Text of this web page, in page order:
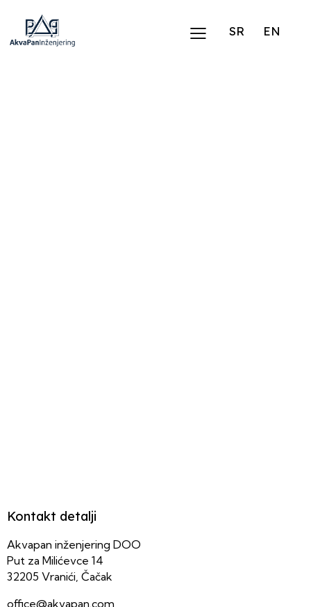
SR EN
Kontakt detalji
Akvapan inženjering DOO
Put za Milićevce 14
32205 Vranići, Čačak
office@akvapan.com